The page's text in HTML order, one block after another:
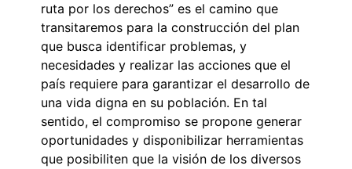
ruta por los derechos” es el camino que
transitaremos para la construcción del plan
que busca identificar problemas, y
necesidades y realizar las acciones que el
país requiere para garantizar el desarrollo de
una vida digna en su población. En tal
sentido, el compromiso se propone generar
oportunidades y disponibilizar herramientas
que posibiliten que la visión de los diversos